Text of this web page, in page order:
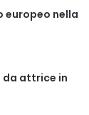
europeo nella
da attrice in